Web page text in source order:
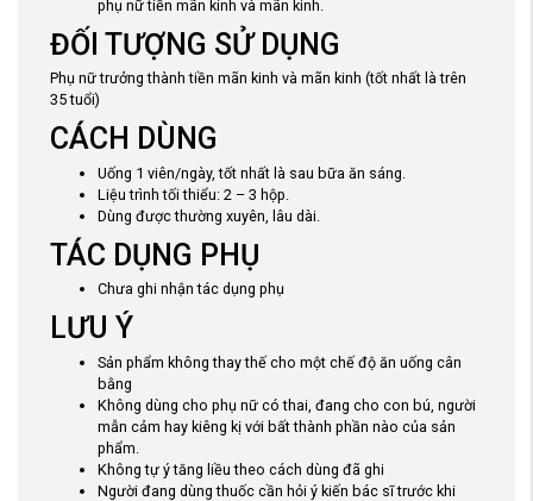
phụ nữ tiền mãn kinh và mãn kinh.
ĐỐI TƯỢNG SỬ DỤNG
Phụ nữ trưởng thành tiền mãn kinh và mãn kinh (tốt nhất là trên
35 tuổi)
CÁCH DÙNG
Uống 1 viên/ngày, tốt nhất là sau bữa ăn sáng.
Liệu trình tối thiểu: 2 – 3 hộp.
Dùng được thường xuyên, lâu dài.
TÁC DỤNG PHỤ
Chưa ghi nhận tác dụng phụ
LƯU Ý
Sản phẩm không thay thế cho một chế độ ăn uống cân
bằng
Không dùng cho phụ nữ có thai, đang cho con bú, người
mẫn cảm hay kiêng kị với bất thành phần nào của sản
phẩm.
Không tự ý tăng liều theo cách dùng đã ghi
Người đang dùng thuốc cần hỏi ý kiến bác sĩ trước khi